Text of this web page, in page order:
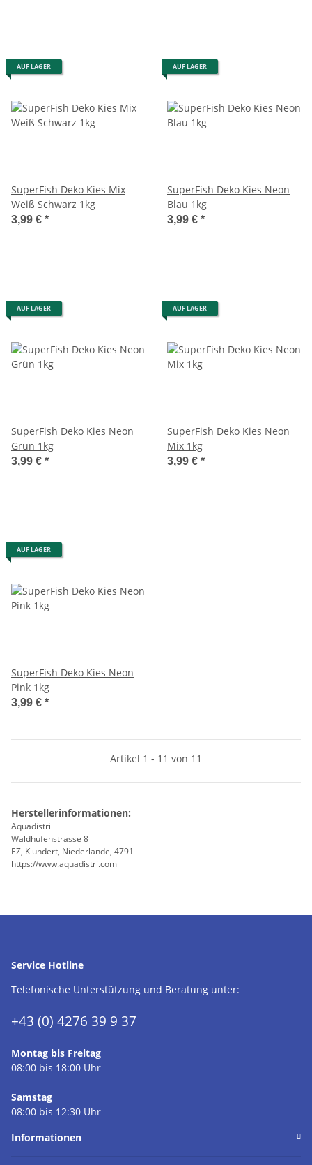
AUF LAGER
SuperFish Deko Kies Mix
Weiß Schwarz 1kg
3,99 € *
AUF LAGER
SuperFish Deko Kies Neon
Blau 1kg
3,99 € *
AUF LAGER
SuperFish Deko Kies Neon
Grün 1kg
3,99 € *
AUF LAGER
SuperFish Deko Kies Neon
Mix 1kg
3,99 € *
AUF LAGER
SuperFish Deko Kies Neon
Pink 1kg
3,99 € *
Artikel 1 - 11 von 11
Herstellerinformationen:
Aquadistri
Waldhufenstrasse 8
EZ, Klundert, Niederlande, 4791
https://www.aquadistri.com
Service Hotline
Telefonische Unterstützung und Beratung unter:
+43 (0) 4276 39 9 37
Montag bis Freitag
08:00 bis 18:00 Uhr
Samstag
08:00 bis 12:30 Uhr
Informationen